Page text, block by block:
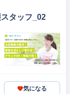
タッフ_02
気になる